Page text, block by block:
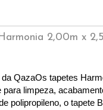
2,00m x
QazaOs tapetes
limpeza,
polipropileno, o tapete